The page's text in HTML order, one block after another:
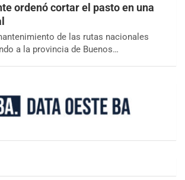
ordenó cortar el pasto en una
de las rutas nacionales
a la provincia de Buenos…